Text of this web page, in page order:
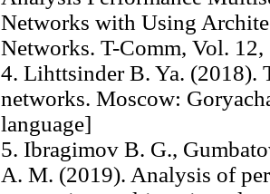
Networks with Using
Networks. T-Comm, Vol.
4. Lihttsinder B. Ya. (2018).
networks. Moscow:
language]
5. Ibragimov B. G.,
A. M. (2019). Analysis of